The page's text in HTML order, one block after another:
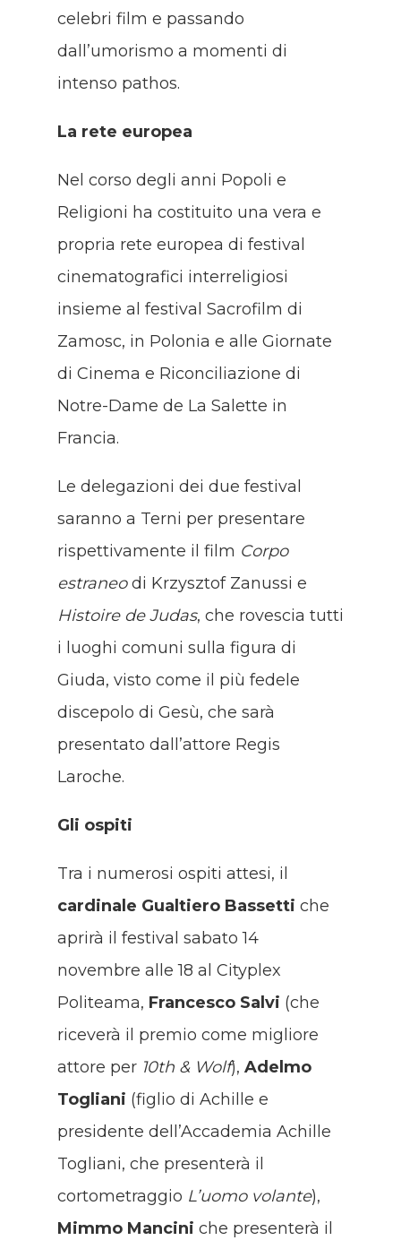
celebri film e passando
dall’umorismo a momenti di
intenso pathos.
La rete europea
Nel corso degli anni Popoli e
Religioni ha costituito una vera e
propria rete europea di festival
cinematografici interreligiosi
insieme al festival Sacrofilm di
Zamosc, in Polonia e alle Giornate
di Cinema e Riconciliazione di
Notre-Dame de La Salette in
Francia.
Le delegazioni dei due festival
saranno a Terni per presentare
rispettivamente il film Corpo
estraneodi Krzysztof Zanussi e
Histoire de Judas, che rovescia tutti
i luoghi comuni sulla figura di
Giuda, visto come il più fedele
discepolo di Gesù, che sarà
presentato dall’attore Regis
Laroche.
Gli ospiti
Tra i numerosi ospiti attesi, il
cardinale Gualtiero Bassetti che
aprirà il festival sabato 14
novembre alle 18 al Cityplex
Politeama, Francesco Salvi (che
riceverà il premio come migliore
attore per 10th & Wolf), Adelmo
Togliani (figlio di Achille e
presidente dell’Accademia Achille
Togliani, che presenterà il
cortometraggio L’uomo volante),
Mimmo Mancini che presenterà il